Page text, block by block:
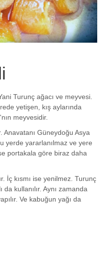
Turunç ağacı ve meyvesi.
yetişen, kış aylarında
meyvesidir.
Anavatanı Güneydoğu Asya
yerde yararlanılmaz ve yere
portakala göre biraz daha
İç kısmı ise yenilmez. Turunç
kullanılır. Aynı zamanda
Ve kabuğun yağı da